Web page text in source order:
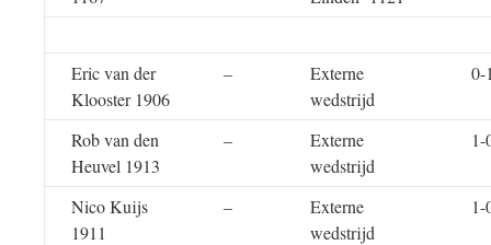
Eric van der
Klooster 1906
–
Externe
wedstrijd
0-
Rob van den
Heuvel 1913
–
Externe
wedstrijd
1-
Nico Kuijs
1911
–
Externe
wedstrijd
1-